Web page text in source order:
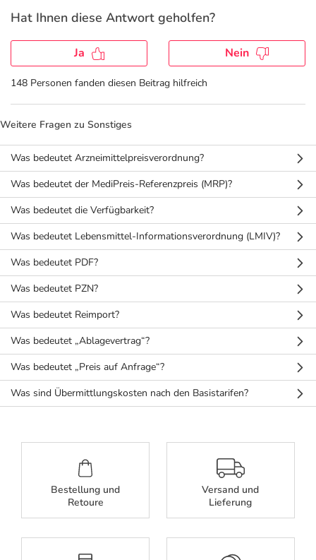
Sanitätshaus
Tierapotheke
Vitamine & Mineralstoffe
Marken
Sommerpflege für Haar und Kopfhaut
E-Rezept App
Nattermann Deals
R(h)ein Nutrition Deals
Refluthin, Lasea & Carmenthin Deals
Salus Deals
Hat Ihnen diese Antwort geholfen?
Ja Nein
148 Personen fanden diesen Beitrag hilfreich
Weitere Fragen zu Sonstiges
Was bedeutet Arzneimittelpreisverordnung?
Was bedeutet der MediPreis-Referenzpreis (MRP)?
Was bedeutet die Verfügbarkeit?
Was bedeutet Lebensmittel-Informationsverordnung (LMIV)?
Was bedeutet PDF?
Was bedeutet PZN?
Was bedeutet Reimport?
Was bedeutet „Ablagevertrag“?
Was bedeutet „Preis auf Anfrage“?
Was sind Übermittlungskosten nach den Basistarifen?
Bestellung und
Retoure
Versand und
Lieferung